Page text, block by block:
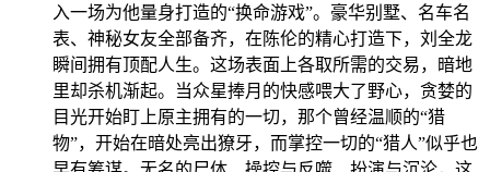
入一场为他量身打造的“换命游戏”。豪华别墅、名车名
表、神秘女友全部备齐，在陈伦的精心打造下，刘全龙
瞬间拥有顶配人生。这场表面上各取所需的交易，暗地
里却杀机渐起。当众星捧月的快感喂大了野心，贪婪的
目光开始盯上原主拥有的一切，那个曾经温顺的“猎
物”，开始在暗处亮出獠牙，而掌控一切的“猎人”似乎也